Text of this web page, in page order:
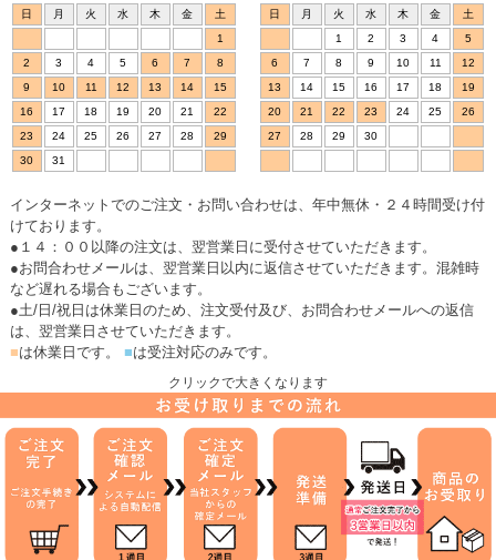
日
月 火 水 木 金
土
1
2
3 4 5 6 7
8
9
10 11 12 13 14
15
16
17 18 19 20 21
22
23
24 25 26 27 28
29
30
31
日
月 火 水 木 金
土
1
2 3 4
5
6
7 8 9 10 11
12
13
14 15 16 17 18
19
20
21 22 23 24 25
26
27
28 29 30
インターネットでのご注文・お問い合わせは、年中無休・２４時間受け付
けております。
●１４：００以降の注文は、翌営業日に受付させていただきます。
●お問合わせメールは、翌営業日以内に返信させていただきます。混雑時
など遅れる場合もございます。
●土/日/祝日は休業日のため、注文受付及び、お問合わせメールへの返信
は、翌営業日させていただきます。
■は休業日です。 ■は受注対応のみです。
クリックで大きくなります